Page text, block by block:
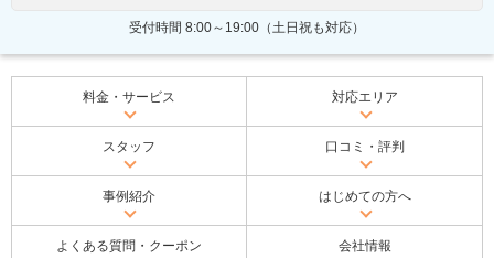
受付時間 8:00～19:00（土日祝も対応）
料金・サービス 対応エリア
スタッフ 口コミ・評判
事例紹介 はじめての方へ
よくある質問・クーポン 会社情報